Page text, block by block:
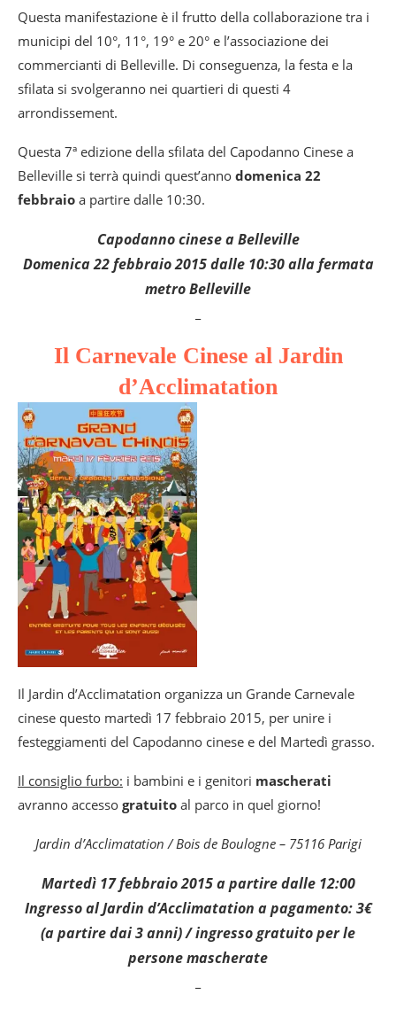
Questa manifestazione è il frutto della collaborazione tra i
municipi del 10°, 11°, 19° e 20° e l’associazione dei
commercianti di Belleville. Di conseguenza, la festa e la
sfilata si svolgeranno nei quartieri di questi 4
arrondissement.
Questa 7ª edizione della sfilata del Capodanno Cinese a
Belleville si terrà quindi quest’anno domenica 22
febbraio a partire dalle 10:30.
Capodanno cinese a Belleville
Domenica 22 febbraio 2015 dalle 10:30 alla fermata
metro Belleville
Il Carnevale Cinese al Jardin
d’Acclimatation
Il Jardin d’Acclimatation organizza un Grande Carnevale
cinese questo martedì 17 febbraio 2015, per unire i
festeggiamenti del Capodanno cinese e del Martedì grasso.
Il consiglio furbo: i bambini e i genitori mascherati
avranno accesso gratuito al parco in quel giorno!
Jardin d’Acclimatation / Bois de Boulogne – 75116 Parigi
Martedì 17 febbraio 2015 a partire dalle 12:00
Ingresso al Jardin d’Acclimatation a pagamento: 3€
(a partire dai 3 anni) / ingresso gratuito per le
persone mascherate